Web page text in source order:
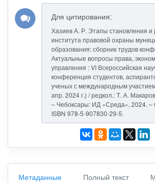
Для цитирования:
Хазиев А. Р. Этапы становления и
института правовой охраны
образования: сборник трудов
Актуальные вопросы права,
управления : VI Всероссийская
конференция студентов,
ученых с международным
апр. 2024 г.) / редкол.: Т. А.
– Чебоксары: ИД «Среда», 2024. –
ISBN 978-5-907830-29-5.
Метаданные Полный текст